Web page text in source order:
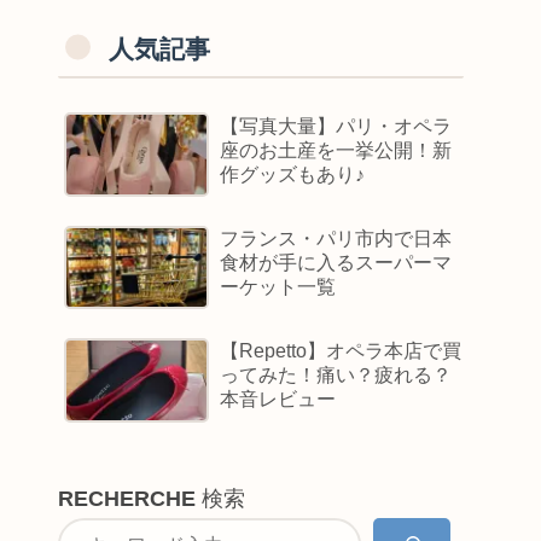
人気記事
【写真大量】パリ・オペラ
座のお土産を一挙公開！新
作グッズもあり♪
フランス・パリ市内で日本
食材が手に入るスーパーマ
ーケット一覧
【Repetto】オペラ本店で買
ってみた！痛い？疲れる？
本音レビュー
RECHERCHE 検索